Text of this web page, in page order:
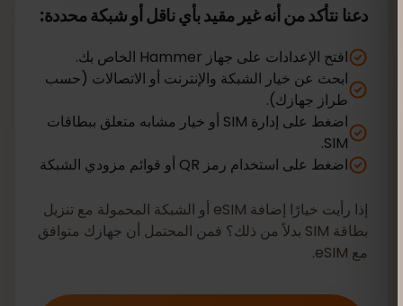
دعنا نتأكد من أنه غير مقيد بأي ناقل أو شبكة محددة:
افتح الإعدادات على جهاز Hammer الخاص بك.
ابحث عن خيار الشبكة والإنترنت أو الاتصالات (حسب
طراز جهازك).
اضغط على إدارة SIM أو خيار مشابه متعلق ببطاقات
SIM.
اضغط على استخدام رمز QR أو قوائم مزودي الشبكة
إذا رأيت خيارًا إضافة eSIM أو الشبكة المحمولة مع تنزيل
بطاقة SIM بدلاً من ذلك؟ فمن المحتمل أن جهازك متوافق
مع eSIM.